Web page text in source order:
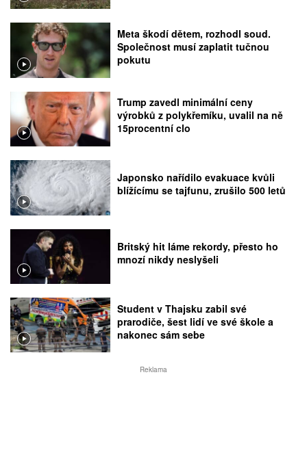
Meta škodí dětem, rozhodl soud.
Společnost musí zaplatit tučnou
pokutu
Trump zavedl minimální ceny
výrobků z polykřemíku, uvalil na ně
15procentní clo
Japonsko nařídilo evakuace kvůli
blížícímu se tajfunu, zrušilo 500 letů
Britský hit láme rekordy, přesto ho
mnozí nikdy neslyšeli
Student v Thajsku zabil své
prarodiče, šest lidí ve své škole a
nakonec sám sebe
Reklama